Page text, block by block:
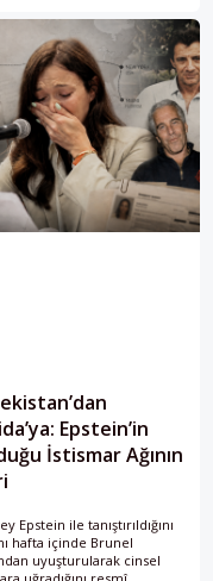
Epstein’in
İstismar Ağının
Epstein ile tanıştırıldığını
hafta içinde Brunel
uyuşturularak cinsel